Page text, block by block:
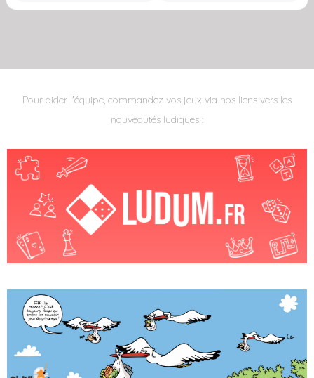
Pour aider l'équipe, commandez vos jeux via nos liens vers les
nouveautés ludiques :